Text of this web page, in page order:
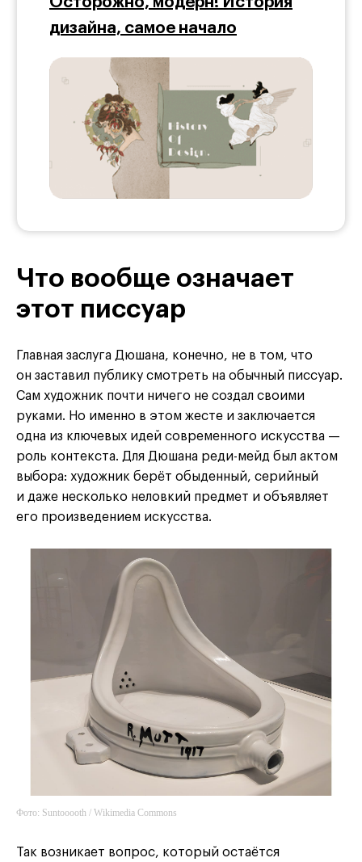
дизайна, самое начало
Что вообще означает
этот писсуар
Главная заслуга Дюшана, конечно, не в том, что
он заставил публику смотреть на обычный писсуар.
Сам художник почти ничего не создал своими
руками. Но именно в этом жесте и заключается
одна из ключевых идей современного искусства —
роль контекста. Для Дюшана реди-мейд был актом
выбора: художник берёт обыденный, серийный
и даже несколько неловкий предмет и объявляет
его произведением искусства.
Фото: Suntooooth / Wikimedia Commons
Так возникает вопрос, который остаётся